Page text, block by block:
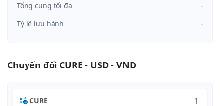
Tổng cung tối đa
-
Tỷ lệ lưu hành
-
Chuyển đổi CURE - USD - VND
CURE